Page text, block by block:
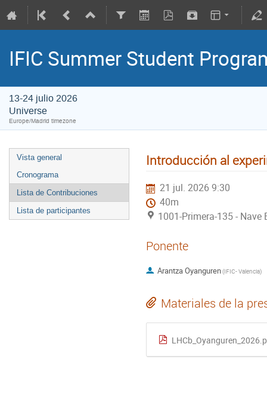
IFIC Summer Student
13-24 julio 2026
Universe
Europe/Madrid timezone
Vista general
Cronograma
Lista de Contribuciones
Lista de participantes
Introducción al
21 jul. 2026 9:30
40m
1001-Primera-135 -
Ponente
Arantza Oyanguren(IFIC- Valencia)
Materiales de la